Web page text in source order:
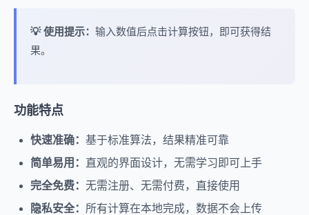
💡 使用提示： 输入数值后点击计算按钮，即可获得结
果。
功能特点
快速准确： 基于标准算法，结果精准可靠
简单易用： 直观的界面设计，无需学习即可上手
完全免费： 无需注册、无需付费，直接使用
隐私安全： 所有计算在本地完成，数据不会上传